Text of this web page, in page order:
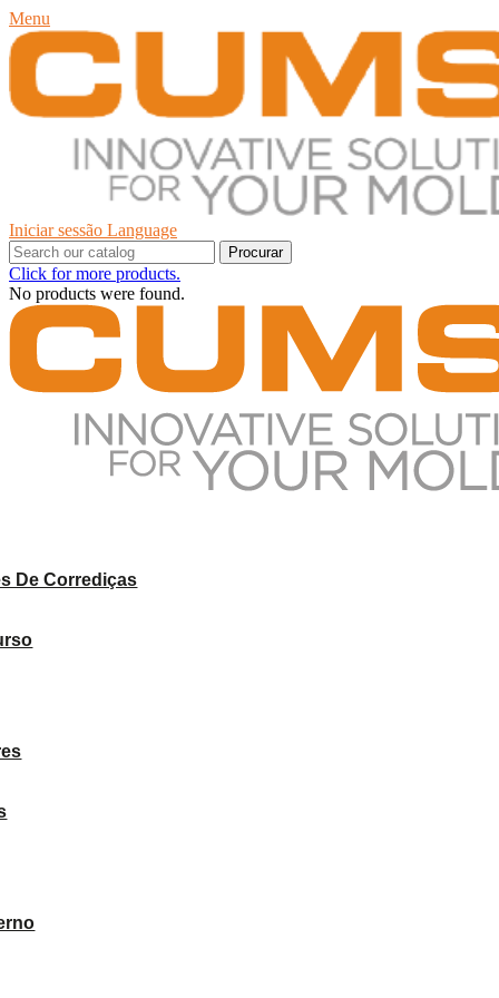
Menu
Iniciar sessão Language
Procurar
Click for more products.
No products were found.
De Corrediças